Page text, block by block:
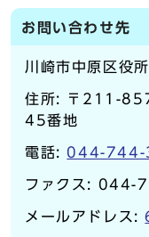
お問い合わせ先
川崎市中原区役
住所: 〒211-
45番地
電話: 044-744-
ファクス: 044-
メールアドレス: